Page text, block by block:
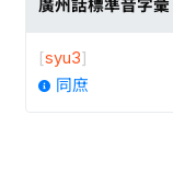
廣州話標準音字彙
[syu3]
同庶